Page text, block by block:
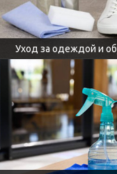
Уход за одеждой и